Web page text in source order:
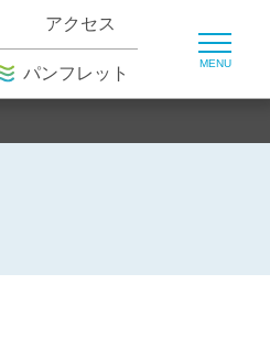
アクセス
パンフレット